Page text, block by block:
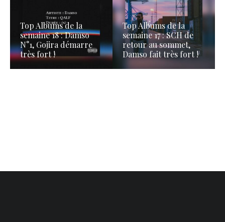
Top Albums de la
semaine 18 : Damso
N°1, Gojira démarre
très fort !
Top Albums de la
semaine 17 : SCH de
retour au sommet,
Damso fait très fort !